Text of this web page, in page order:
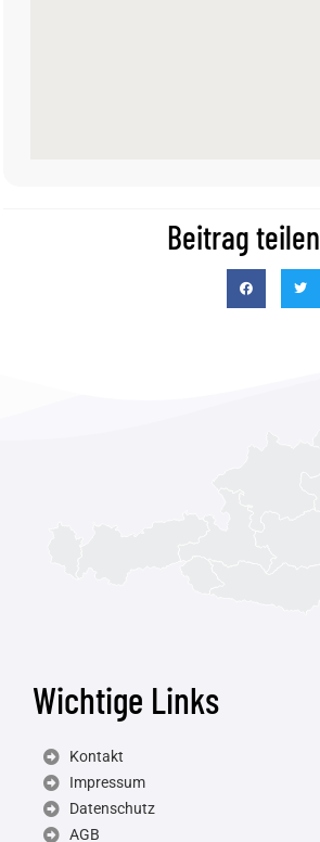
Beitrag teilen
Wichtige Links
Kontakt
Impressum
Datenschutz
AGB